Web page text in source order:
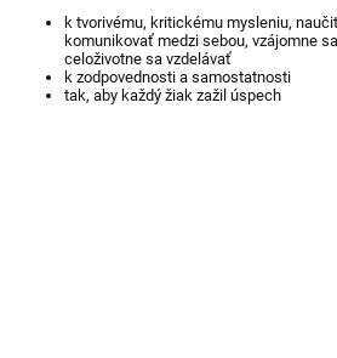
k tvorivému, kritickému mysleniu,
komunikovať medzi sebou, vzájomne
celoživotne sa vzdelávať
k zodpovednosti a samostatnosti
tak, aby každý žiak zažil úspech